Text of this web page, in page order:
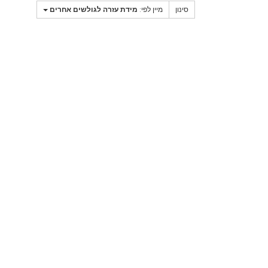
סינון מיין לפי: מידת עזרה לגולשים אחרים